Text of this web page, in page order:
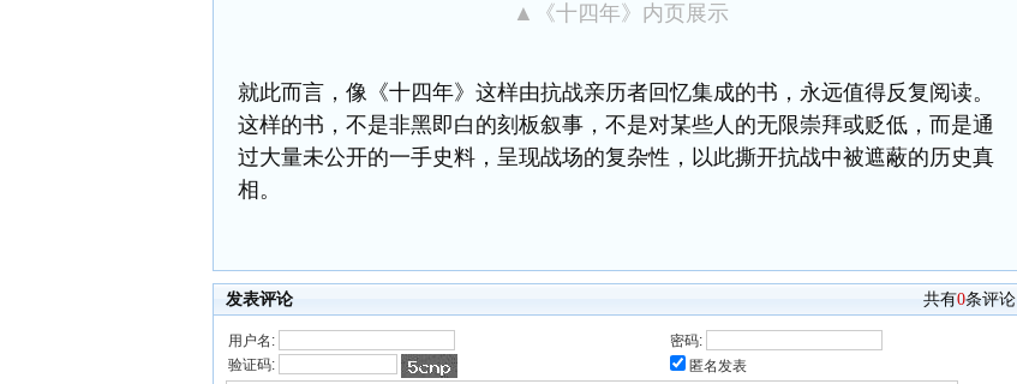
▲《十四年》内页展示
就此而言，像 《十四年》 这样由抗战亲历者回忆集成的书，永远值得反复阅读。
这样的书，不是非黑即白的刻板叙事， 不是对某些人的无限崇拜或贬低， 而是通
过大量未公开的一手史料，呈现战场的复杂性 ，以此撕开抗战中被遮蔽的历史真
相 。
发表评论 共有0条评论
用户名:
密码:
验证码:
匿名发表